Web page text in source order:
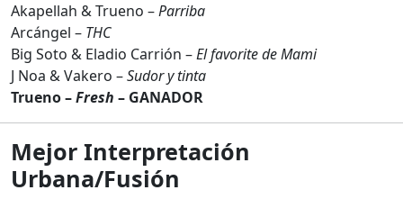
Akapellah & Trueno –Parriba
Arcángel – THC
Big Soto & Eladio Carrión –El favorite de Mami
J Noa & Vakero –Sudor y tinta
Trueno –Fresh – GANADOR
Mejor Interpretación
Urbana/Fusión